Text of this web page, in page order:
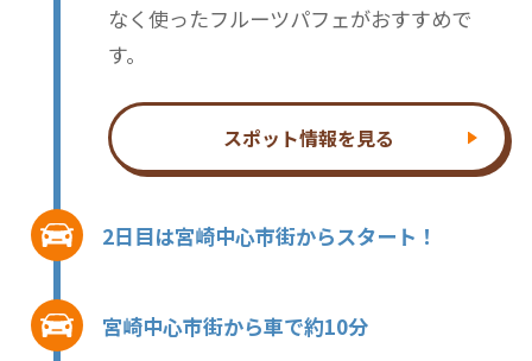
なく使ったフルーツパフェがおすすめで
す。
スポット情報を見る
2日目は宮崎中心市街からスタート！
宮崎中心市街から車で約10分